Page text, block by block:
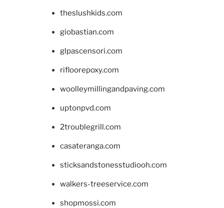
theslushkids.com
giobastian.com
glpascensori.com
rifloorepoxy.com
woolleymillingandpaving.com
uptonpvd.com
2troublegrill.com
casateranga.com
sticksandstonesstudiooh.com
walkers-treeservice.com
shopmossi.com